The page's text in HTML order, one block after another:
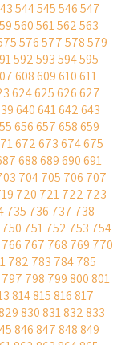
544545546547
560561562563
576577578579
592593594595
608609610611
624625626627
640641642643
656657658659
672673674675
688689690691
704705 706 707
720 721722 723
735 736 737 738
750 751752 753 754
766 767 768 769 770
782 783 784785
797 798 799800801
814815816817
830831832833
846847848849